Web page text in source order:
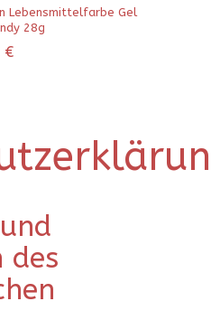
Lebensmittelfarbe Gel
28g
€
des